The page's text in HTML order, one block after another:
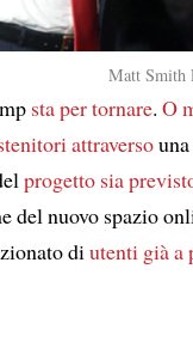
Matt Smith
sta per tornare. O
attraverso
progetto sia
del nuovo spazio
di utenti già a